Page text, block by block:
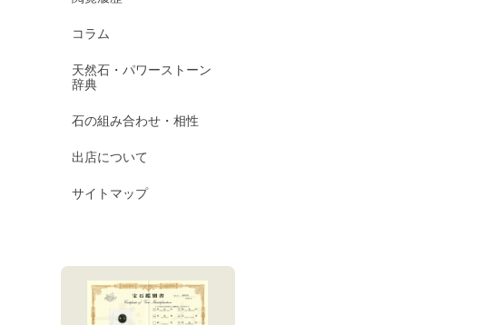
コラム
天然石・パワーストーン
辞典
石の組み合わせ・相性
出店について
サイトマップ